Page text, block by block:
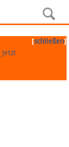
[schließen]
Jetzt